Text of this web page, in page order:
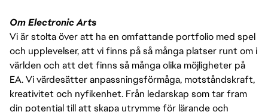
Om Electronic Arts
Vi är stolta över att ha en omfattande portfolio med spel
och upplevelser, att vi finns på så många platser runt om i
världen och att det finns så många olika möjligheter på
EA. Vi värdesätter anpassningsförmåga, motståndskraft,
kreativitet och nyfikenhet. Från ledarskap som tar fram
din potential till att skapa utrymme för lärande och